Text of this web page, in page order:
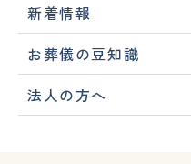
新着情報
お葬儀の豆知識
法人の方へ